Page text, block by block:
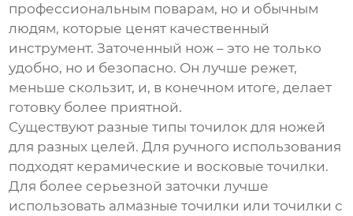
профессиональным поварам, но и обычным
людям, которые ценят качественный
инструмент. Заточенный нож – это не только
удобно, но и безопасно. Он лучше режет,
меньше скользит, и, в конечном итоге, делает
готовку более приятной.
Существуют разные типыточилок для ножей
для разных целей. Для ручного использования
подходят керамические и восковые точилки.
Для более серьезной заточки лучше
использовать алмазные точилки или точилки с